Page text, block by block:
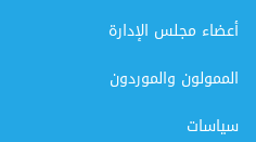
أعضاء مجلس الإدارة
الممولون والموردون
سياسات